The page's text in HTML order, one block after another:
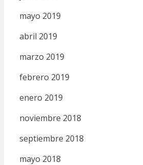
mayo 2019
abril 2019
marzo 2019
febrero 2019
enero 2019
noviembre 2018
septiembre 2018
mayo 2018